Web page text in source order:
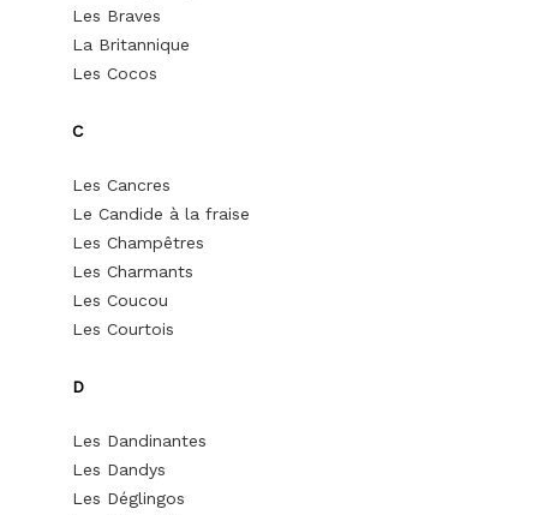
Les Braves
La Britannique
Les Cocos
C
Les Cancres
Le Candide à la fraise
Les Champêtres
Les Charmants
Les Coucou
Les Courtois
D
Les Dandinantes
Les Dandys
Les Déglingos